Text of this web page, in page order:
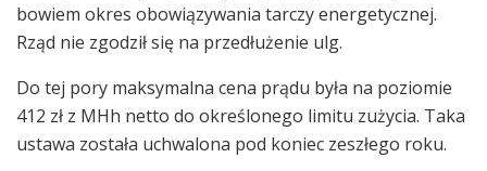
bowiem okres obowiązywania tarczy energetycznej.
Rząd nie zgodził się na przedłużenie ulg.
Do tej pory maksymalna cena prądu była na poziomie
412 zł z MHh netto do określonego limitu zużycia. Taka
ustawa została uchwalona pod koniec zeszłego roku.